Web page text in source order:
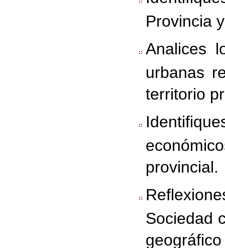
Provincia
Analices
urbanas
territorio
provincial.
Sociedad